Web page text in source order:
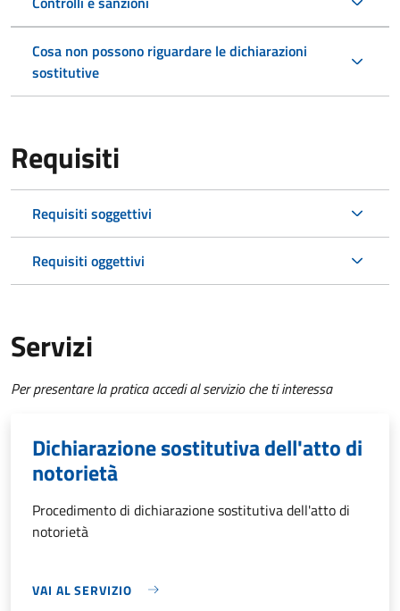
Cosa non possono riguardare le dichiarazioni
sostitutive
Requisiti
Requisiti soggettivi
Requisiti oggettivi
Servizi
Per presentare la pratica accedi al servizio che ti interessa
Dichiarazione sostitutiva dell'atto di
notorietà
Procedimento di dichiarazione sostitutiva dell'atto di
notorietà
VAI AL SERVIZIO